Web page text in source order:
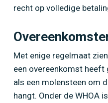
recht op volledige
Met enige regelmaat
een overeenkomst
als een molensteen om
hangt. Onder de WHOA